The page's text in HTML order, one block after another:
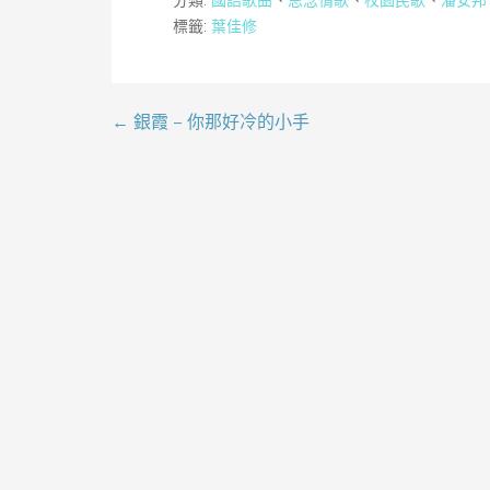
標籤: 葉佳修
文
← 銀霞 – 你那好冷的小手